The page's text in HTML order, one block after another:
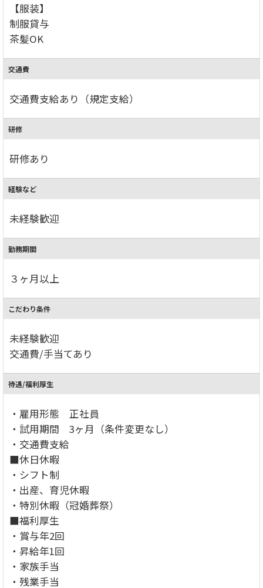
【服装】
制服貸与
茶髪OK
交通費
交通費支給あり（規定支給）
研修
研修あり
経験など
未経験歓迎
勤務期間
３ヶ月以上
こだわり条件
未経験歓迎
交通費/手当てあり
待遇/福利厚生
・雇用形態 正社員
・試用期間 3ヶ月（条件変更なし）
・交通費支給
■休日休暇
・シフト制
・出産、育児休暇
・特別休暇（冠婚葬祭）
■福利厚生
・賞与年2回
・昇給年1回
・家族手当
・残業手当